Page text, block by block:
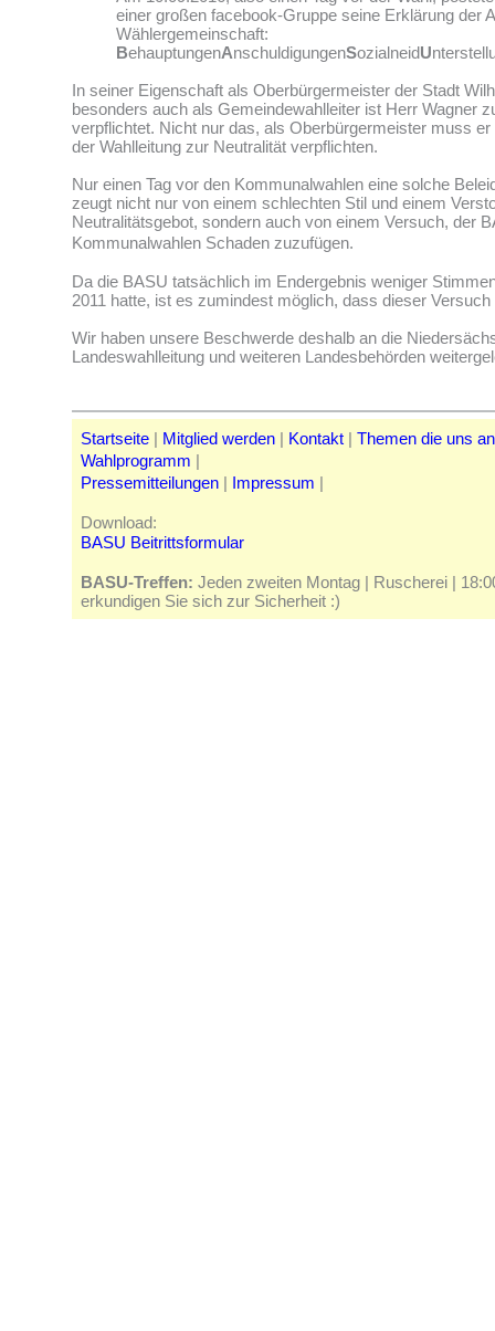
einer großen facebook-Gruppe seine Erklärung der
Wählergemeinschaft:
BehauptungenAnschuldigungenSozialneidU
In seiner Eigenschaft als Oberbürgermeister der Stadt
besonders auch als Gemeindewahlleiter ist Herr Wagner
verpflichtet. Nicht nur das, als Oberbürgermeister muss
der Wahlleitung zur Neutralität verpflichten.
Nur einen Tag vor den Kommunalwahlen eine solche
zeugt nicht nur von einem schlechten Stil und einem
Neutralitätsgebot, sondern auch von einem Versuch, der
Kommunalwahlen Schaden zuzufügen.
Da die BASU tatsächlich im Endergebnis weniger
2011 hatte, ist es zumindest möglich, dass dieser Versuch
Wir haben unsere Beschwerde deshalb an die
Landeswahlleitung und weiteren Landesbehörden
Startseite | Mitglied werden | Kontakt | Themen die uns
Wahlprogramm |
Pressemitteilungen | Impressum |
Download:
BASU Beitrittsformular
BASU-Treffen: Jeden zweiten Montag | Ruscherei |
erkundigen Sie sich zur Sicherheit :)